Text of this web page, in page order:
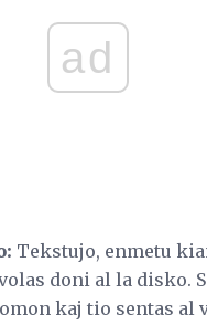
ad
Tekstujo, enmetu
doni al la disko.
kaj tio sentas al